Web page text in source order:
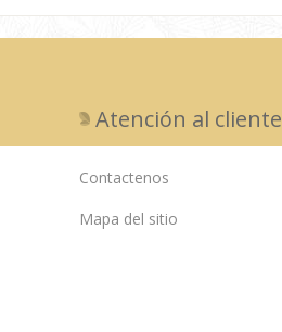
Atención al cliente
Contactenos
Mapa del sitio